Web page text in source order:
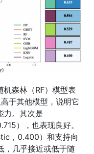
森林（RF）模型表
于其他模型，说明它
力。其次是
），也表现良好。
，0.400）和支持向
，几乎接近或低于随